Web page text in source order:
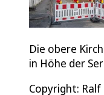
Die obere
in Höhe der
Copyright: